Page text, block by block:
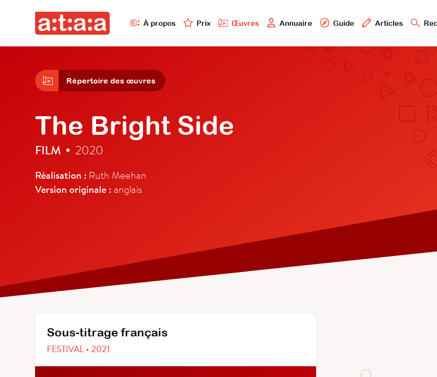
À propos Prix Œuvres Annuaire Guide Articles
Répertoire des œuvres
The Bright Side
FILM • 2020
Réalisation : Ruth Meehan
Version originale : anglais
Sous-titrage français
FESTIVAL • 2021